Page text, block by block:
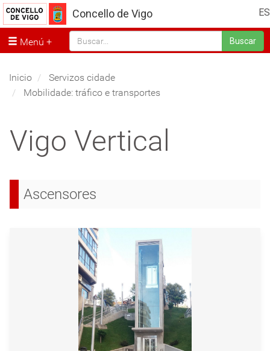
ES
Concello de Vigo
Menú Buscar
Inicio
Servizos cidade
Mobilidade: tráfico e transportes
Vigo Vertical
Ascensores